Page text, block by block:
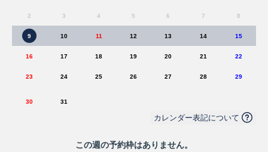
2 3 4 5 6 7 8
9 10 11 12 13 14 15
16 17 18 19 20 21 22
23 24 25 26 27 28 29
30 31
カレンダー表記について
この週の予約枠はありません。